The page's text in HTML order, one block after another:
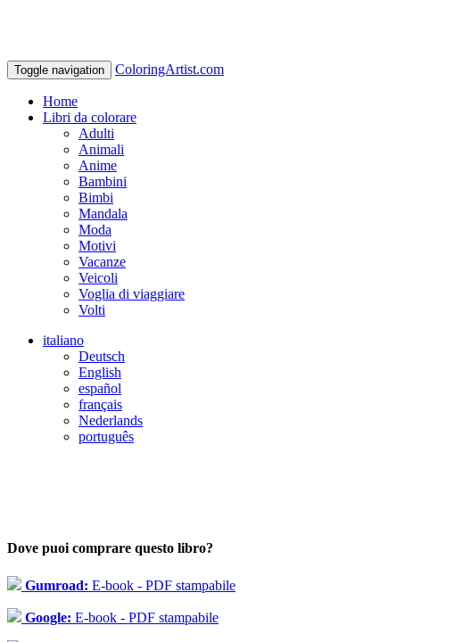
Toggle navigation ColoringArtist.com
Home
Libri da colorare
Adulti
Animali
Anime
Bambini
Bimbi
Mandala
Moda
Motivi
Vacanze
Veicoli
Voglia di viaggiare
Volti
italiano
Deutsch
English
español
français
Nederlands
português
Dove puoi comprare questo libro?
Gumroad: E-book - PDF stampabile
Google: E-book - PDF stampabile